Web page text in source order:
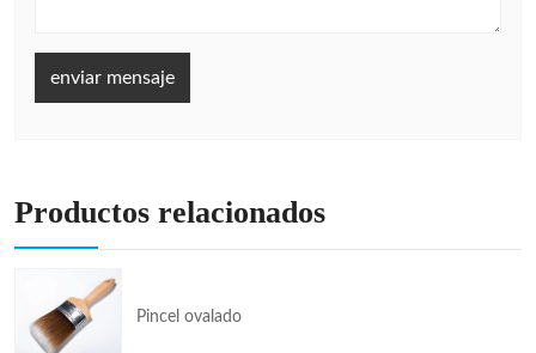
enviar mensaje
Productos relacionados
Pincel ovalado